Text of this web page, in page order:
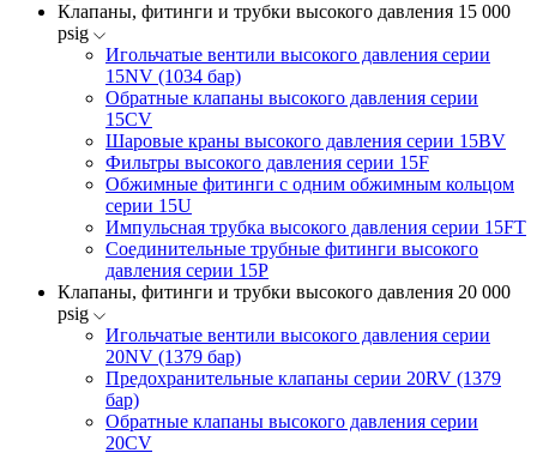
Клапаны, фитинги и трубки высокого давления 15 000
psig
Игольчатые вентили высокого давления серии
15NV (1034 бар)
Обратные клапаны высокого давления серии
15CV
Шаровые краны высокого давления серии 15BV
Фильтры высокого давления серии 15F
Обжимные фитинги с одним обжимным кольцом
серии 15U
Импульсная трубка высокого давления серии 15FT
Соединительные трубные фитинги высокого
давления серии 15P
Клапаны, фитинги и трубки высокого давления 20 000
psig
Игольчатые вентили высокого давления серии
20NV (1379 бар)
Предохранительные клапаны серии 20RV (1379
бар)
Обратные клапаны высокого давления серии
20CV